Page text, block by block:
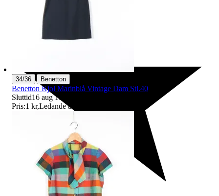
34/36 | Benetton
Benetton Kjol Marinblå Vintage Dam Stl.40
Sluttid16 aug 18:36
Pris:1 kr,Ledande bud